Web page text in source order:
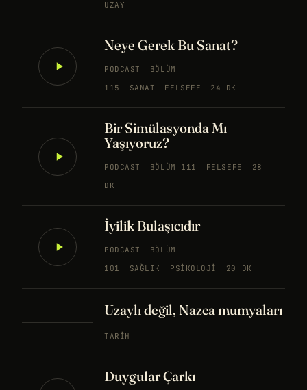
UZAY
Neye Gerek Bu Sanat?
PODCAST
BÖLÜM
115
SANAT FELSEFE 24 DK
Bir Simülasyonda Mı
Yaşıyoruz?
PODCAST BÖLÜM 111 FELSEFE
28
DK
İyilik Bulaşıcıdır
PODCAST
BÖLÜM
101
SAĞLIK PSIKOLOJI 20 DK
Uzaylı değil, Nazca mumyaları
TARIH
Duygular Çarkı